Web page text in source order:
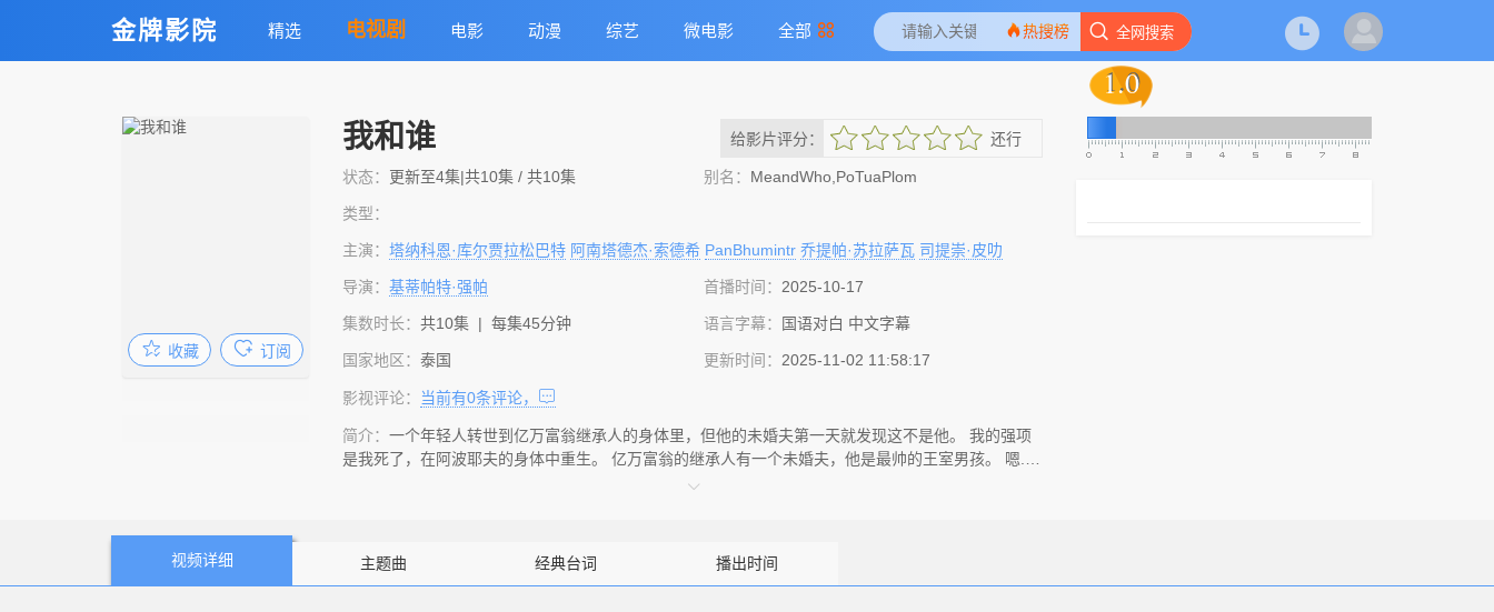
金牌影院 精选 电视剧 电影 动漫 综艺 微电影 全部 全网搜索
热搜榜
收藏 订阅
我和谁
状态： 更新至4集|共10集 / 共10集 别名： MeandWho,PoTuaPlom
类型：
主演： 塔纳科恩·库尔贾拉松巴特 阿南塔德杰·索德希 PanBhumintr 乔提帕·苏拉萨瓦 司提崇·皮叻
导演： 基蒂帕特·强帕 首播时间： 2025-10-17
集数时长： 共10集 | 每集45分钟 语言字幕： 国语对白 中文字幕
国家地区： 泰国 更新时间： 2025-11-02 11:58:17
影视评论： 当前有0条评论，
简介： 一个年轻人转世到亿万富翁继承人的身体里，但他的未婚夫第一天就发现这不是他。 我的强项
是我死了，在阿波耶夫的身体中重生。 亿万富翁的继承人有一个未婚夫，他是最帅的王室男孩。 嗯....
从我不是阿波耶夫的第一天起，我就被未婚夫识破真身了.... ~~改编自wickedwish_的小说《我和谁》
给影片评分：
很差较差还行推荐力荐 还行
1.0
1.0
视频详细 主题曲 经典台词 播出时间